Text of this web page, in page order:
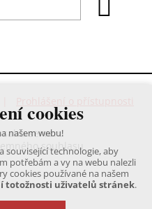
serveru
souhlasu
cookies
našem webu!
související technologie, aby
potřebám a vy na webu nalezli
cookies používané na našem
totožnosti uživatelů stránek.